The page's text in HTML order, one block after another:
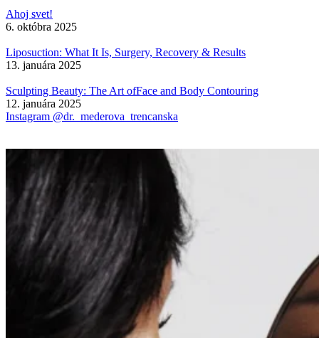
Ahoj svet!
6. októbra 2025
Liposuction: What It Is, Surgery, Recovery & Results
13. januára 2025
Sculpting Beauty: The Art ofFace and Body Contouring
12. januára 2025
Instagram @dr._mederova_trencanska